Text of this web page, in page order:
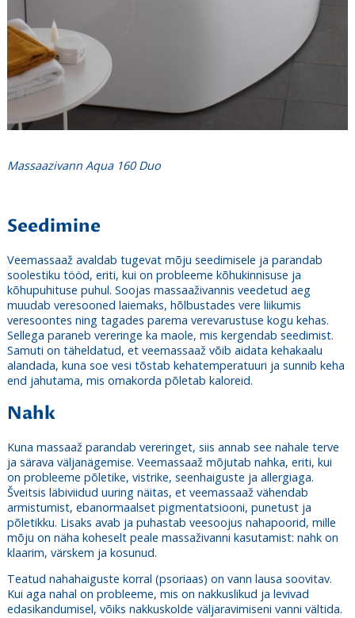
Massaazivann Aqua 160 Duo
Seedimine
Veemassaaž avaldab tugevat mõju seedimisele ja parandab
soolestiku tööd, eriti, kui on probleeme kõhukinnisuse ja
kõhupuhituse puhul. Soojas massaaživannis veedetud aeg
muudab veresooned laiemaks, hõlbustades vere liikumis
veresoontes ning tagades parema verevarustuse kogu kehas.
Sellega paraneb vereringe ka maole, mis kergendab seedimist.
Samuti on täheldatud, et veemassaaž võib aidata kehakaalu
alandada, kuna soe vesi tõstab kehatemperatuuri ja sunnib keha
end jahutama, mis omakorda põletab kaloreid.
Nahk
Kuna massaaž parandab vereringet, siis annab see nahale terve
ja särava väljanägemise. Veemassaaž mõjutab nahka, eriti, kui
on probleeme põletike, vistrike, seenhaiguste ja allergiaga.
Šveitsis läbiviidud uuring näitas, et veemassaaž vähendab
armistumist, ebanormaalset pigmentatsiooni, punetust ja
põletikku. Lisaks avab ja puhastab veesoojus nahapoorid, mille
mõju on näha koheselt peale massaživanni kasutamist: nahk on
klaarim, värskem ja kosunud.
Teatud nahahaiguste korral (psoriaas) on vann lausa soovitav.
Kui aga nahal on probleeme, mis on nakkuslikud ja levivad
edasikandumisel, võiks nakkuskolde väljaravimiseni vanni vältida.